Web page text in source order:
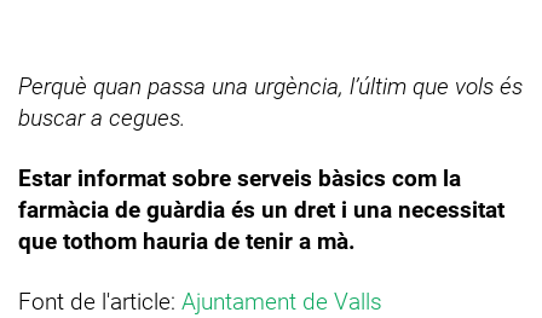
Perquè quan passa una urgència, l’últim que vols és
buscar a cegues.
Estar informat sobre serveis bàsics com la
farmàcia de guàrdia és un dret i una necessitat
que tothom hauria de tenir a mà.
Font de l'article: Ajuntament de Valls